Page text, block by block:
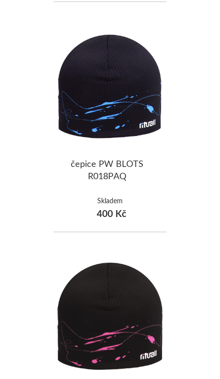
čepice PW BLOTS
R018PAQ
Skladem
400 Kč